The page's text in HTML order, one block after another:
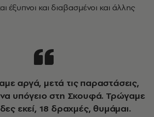
έξυπνοι και διαβασμένοι και άλλης
υπόγειο στη Σκουφά. Τρώγαμε
εκεί, 18 δραχμές, θυμάμαι.